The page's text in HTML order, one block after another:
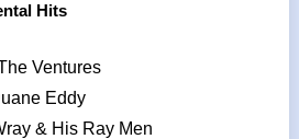
Hits
Ventures
Eddy
& His Ray Men